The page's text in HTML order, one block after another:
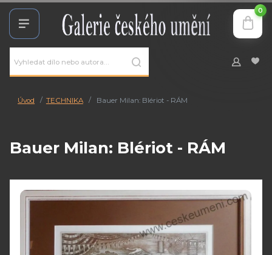
0
Úvod TECHNIKA Bauer Milan: Blériot - RÁM
Bauer Milan: Blériot - RÁM